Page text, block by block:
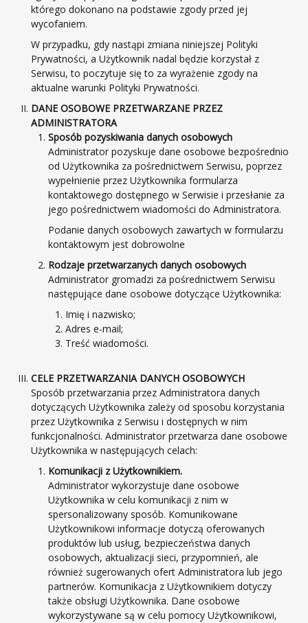
którego dokonano na podstawie zgody przed jej
wycofaniem.
W przypadku, gdy nastąpi zmiana niniejszej Polityki
Prywatności, a Użytkownik nadal będzie korzystał z
Serwisu, to poczytuje się to za wyrażenie zgody na
aktualne warunki Polityki Prywatności.
DANE OSOBOWE PRZETWARZANE PRZEZ
ADMINISTRATORA
Sposób pozyskiwania danych osobowych
Administrator pozyskuje dane osobowe bezpośrednio
od Użytkownika za pośrednictwem Serwisu, poprzez
wypełnienie przez Użytkownika formularza
kontaktowego dostępnego w Serwisie i przesłanie za
jego pośrednictwem wiadomości do Administratora.
Podanie danych osobowych zawartych w formularzu
kontaktowym jest dobrowolne
Rodzaje przetwarzanych danych osobowych
Administrator gromadzi za pośrednictwem Serwisu
następujące dane osobowe dotyczące Użytkownika:
Imię i nazwisko;
Adres e-mail;
Treść wiadomości.
CELE PRZETWARZANIA DANYCH OSOBOWYCH
Sposób przetwarzania przez Administratora danych
dotyczących Użytkownika zależy od sposobu korzystania
przez Użytkownika z Serwisu i dostępnych w nim
funkcjonalności. Administrator przetwarza dane osobowe
Użytkownika w następujących celach:
Komunikacji z Użytkownikiem.
Administrator wykorzystuje dane osobowe
Użytkownika w celu komunikacji z nim w
spersonalizowany sposób. Komunikowane
Użytkownikowi informacje dotyczą oferowanych
produktów lub usług, bezpieczeństwa danych
osobowych, aktualizacji sieci, przypomnień, ale
również sugerowanych ofert Administratora lub jego
partnerów. Komunikacja z Użytkownikiem dotyczy
także obsługi Użytkownika. Dane osobowe
wykorzystywane są w celu pomocy Użytkownikowi,